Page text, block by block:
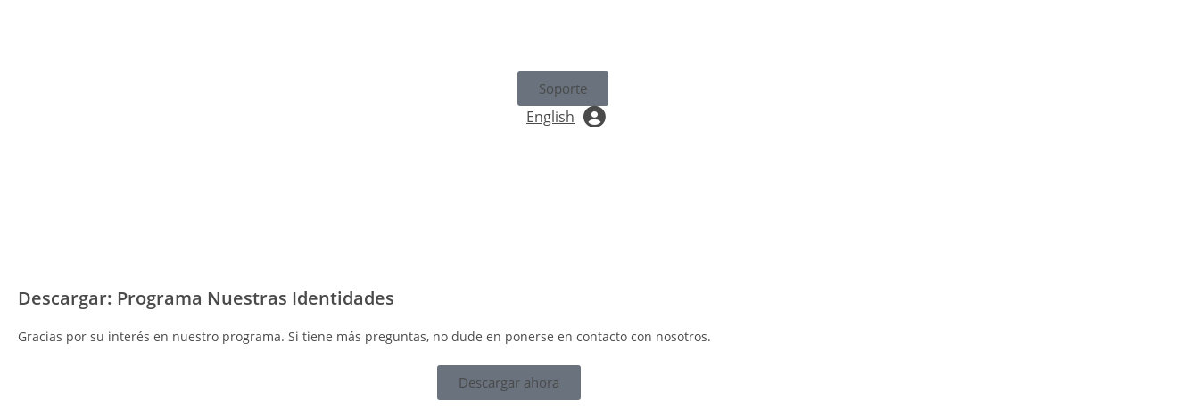
Soporte
English
Descargar: Programa Nuestras Identidades
Gracias por su interés en nuestro programa. Si tiene más preguntas, no dude en ponerse en contacto con nosotros.
Descargar ahora